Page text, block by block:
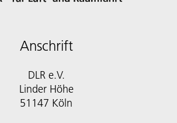
Anschrift
DLR e.V.
Linder Höhe
51147 Köln